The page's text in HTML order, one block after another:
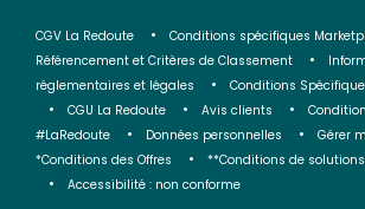
CGV La Redoute
Conditions spécifiques
Référencement et Critères de Classement
réglementaires et légales
Conditions
CGU La Redoute
Avis clients
#LaRedoute
Données personnelles
Gérer
*Conditions des Offres
**Conditions de
Accessibilité : non conforme